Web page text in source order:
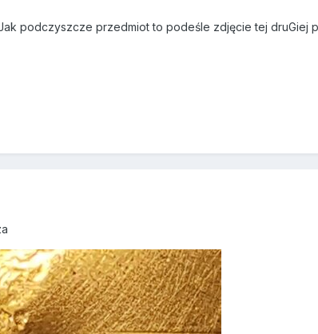
podczyszcze przedmiot to podeśle zdjęcie tej druGiej